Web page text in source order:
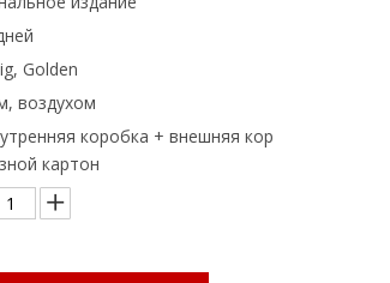
Golden
воздухом
коробка + внешняя кор
картон